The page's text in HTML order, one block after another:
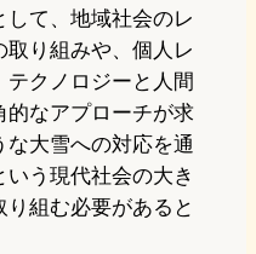
て、地域社会のレ
り組みや、個人レ
クノロジーと人間
的なアプローチが求
大雪への対応を通
う現代社会の大き
組む必要があると